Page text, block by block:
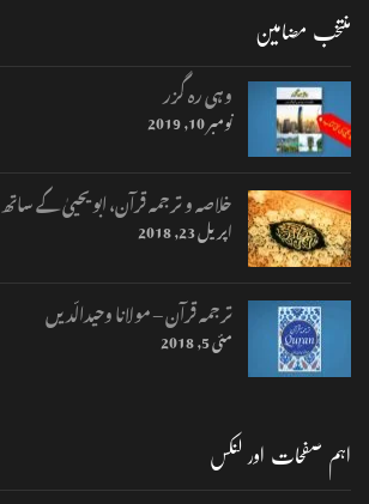
منتخب مضامین
وہی رہ گزر
نومبر 10, 2019
خلاصہ و ترجمہ قرآن، ابو یحییٰ کے ساتھ
اپریل 23, 2018
ترجمہ قرآن – مولانا وحیدالّدیں
مئی 5, 2018
اہم صفحات اور لنکس